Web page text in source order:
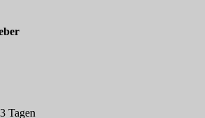
Tagen